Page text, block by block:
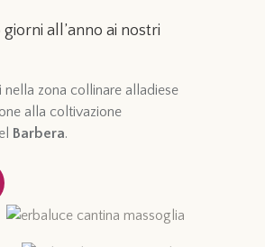
all’anno ai nostri
nella zona collinare alladiese
alla coltivazione
Barbera.